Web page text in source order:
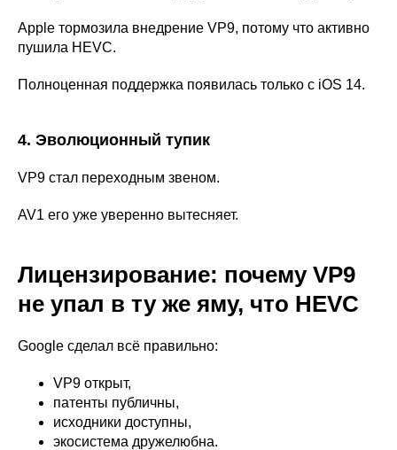
Apple тормозила внедрение VP9, потому что активно
пушила HEVC.
Полноценная поддержка появилась только с iOS 14.
4. Эволюционный тупик
VP9 стал переходным звеном.
AV1 его уже уверенно вытесняет.
Лицензирование: почему VP9
не упал в ту же яму, что HEVC
Google сделал всё правильно:
VP9 открыт,
патенты публичны,
исходники доступны,
экосистема дружелюбна.